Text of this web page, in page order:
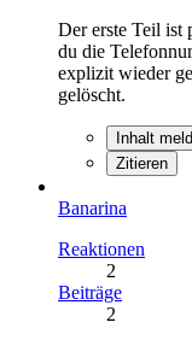
Der erste Teil ist
du die
explizit wieder
gelöscht.
Inhalt
Zitieren
Banarina
Reaktionen
2
Beiträge
2